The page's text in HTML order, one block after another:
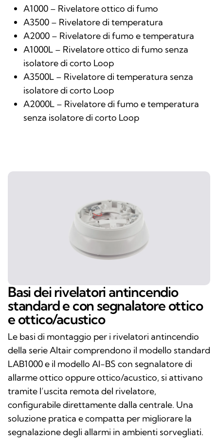
A1000 – Rivelatore ottico di fumo
A3500 – Rivelatore di temperatura
A2000 – Rivelatore di fumo e temperatura
A1000L – Rivelatore ottico di fumo senza
isolatore di corto Loop
A3500L – Rivelatore di temperatura senza
isolatore di corto Loop
A2000L – Rivelatore di fumo e temperatura
senza isolatore di corto Loop
Basi dei rivelatori antincendio
standard e con segnalatore ottico
e ottico/acustico
Le basi di montaggio per i rivelatori antincendio
della serie Altair comprendono il modello standard
LAB1000 e il modello AI-BS con segnalatore di
allarme ottico oppure ottico/acustico, si attivano
tramite l’uscita remota del rivelatore,
configurabile direttamente dalla centrale. Una
soluzione pratica e compatta per migliorare la
segnalazione degli allarmi in ambienti sorvegliati.